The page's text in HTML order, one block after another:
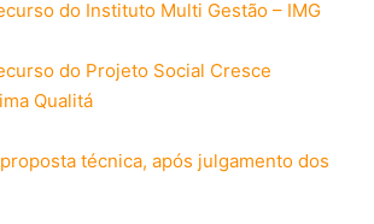
do Instituto Multi Gestão – IMG
do Projeto Social Cresce
Qualitá
técnica, após julgamento dos